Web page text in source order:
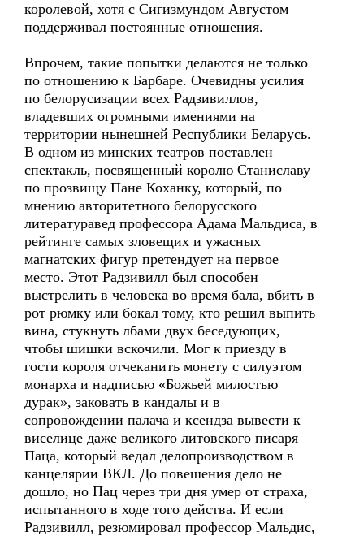
королевой, хотя с Сигизмундом Августом
поддерживал постоянные отношения.
Впрочем, такие попытки делаются не только
по отношению к Барбаре. Очевидны усилия
по белорусизации всех Радзивиллов,
владевших огромными имениями на
территории нынешней Республики Беларусь.
В одном из минских театров поставлен
спектакль, посвященный королю Станиславу
по прозвищу Пане Коханку, который, по
мнению авторитетного белорусского
литературавед профессора Адама Мальдиса, в
рейтинге самых зловещих и ужасных
магнатских фигур претендует на первое
место. Этот Радзивилл был способен
выстрелить в человека во время бала, вбить в
рот рюмку или бокал тому, кто решил выпить
вина, стукнуть лбами двух беседующих,
чтобы шишки вскочили. Мог к приезду в
гости короля отчеканить монету с силуэтом
монарха и надписью «Божьей милостью
дурак», заковать в кандалы и в
сопровождении палача и ксендза вывести к
виселице даже великого литовского писаря
Паца, который ведал делопроизводством в
канцелярии ВКЛ. До повешения дело не
дошло, но Пац через три дня умер от страха,
испытанного в ходе того действа. И если
Радзивилл, резюмировал профессор Мальдис,